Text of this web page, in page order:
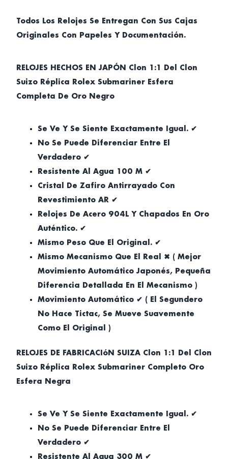
Todos Los Relojes Se Entregan Con Sus Cajas
Originales Con Papeles Y Documentación.
RELOJES HECHOS EN JAPÓN Clon 1:1 Del Clon
Suizo Réplica Rolex Submariner Esfera
Completa De Oro Negro
Se Ve Y Se Siente Exactamente Igual. ✔
No Se Puede Diferenciar Entre El
Verdadero ✔
Resistente Al Agua 100 M ✔
Cristal De Zafiro Antirrayado Con
Revestimiento AR ✔
Relojes De Acero 904L Y Chapados En Oro
Auténtico. ✔
Mismo Peso Que El Original. ✔
Mismo Mecanismo Que El Real ✖ ( Mejor
Movimiento Automático Japonés, Pequeña
Diferencia Detallada En El Mecanismo )
Movimiento Automático ✔ ( El Segundero
No Hace Tictac, Se Mueve Suavemente
Como El Original )
RELOJES DE FABRICACIóN SUIZA Clon 1:1 Del Clon
Suizo Réplica Rolex Submariner Completo Oro
Esfera Negra
Se Ve Y Se Siente Exactamente Igual. ✔
No Se Puede Diferenciar Entre El
Verdadero ✔
Resistente Al Agua 300 M ✔